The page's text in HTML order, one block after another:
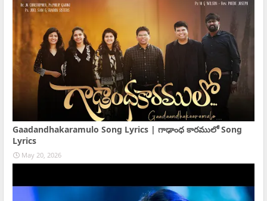
Gaadandhakaramulo Song Lyrics | గాఢాంధ కారములో Song
Lyrics
May 20, 2026